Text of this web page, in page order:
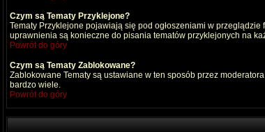
Czym są Tematy Przyklejone?
Tematy Przyklejone pojawiają się pod ogłoszeniami w
uprawnienia są konieczne do pisania tematów przyklejonych na
Powrót do góry
Czym są Tematy Zablokowane?
Zablokowane Tematy są ustawiane w ten sposób przez
bardzo wiele.
Powrót do góry